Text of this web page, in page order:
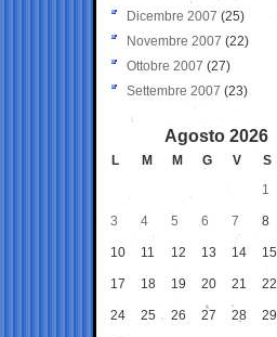
Dicembre 2007 (25)
Novembre 2007 (22)
Ottobre 2007 (27)
Settembre 2007 (23)
Agosto 2026
L M M G V S
1
3 4 5 6 7 8
10 11 12 13 14 15
17 18 19 20 21 22
24 25 26 27 28 29